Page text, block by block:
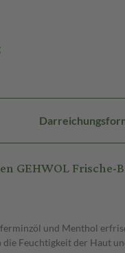
GEHWOL Frische-
und Menthol
die Feuchtigkeit der Haut